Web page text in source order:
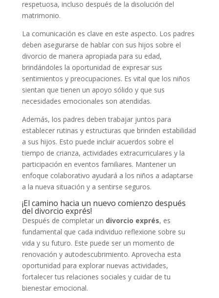
respetuosa, incluso después de la disolución del
matrimonio.
La comunicación es clave en este aspecto. Los padres
deben asegurarse de hablar con sus hijos sobre el
divorcio de manera apropiada para su edad,
brindándoles la oportunidad de expresar sus
sentimientos y preocupaciones. Es vital que los niños
sientan que tienen un apoyo sólido y que sus
necesidades emocionales son atendidas.
Además, los padres deben trabajar juntos para
establecer rutinas y estructuras que brinden estabilidad
a sus hijos. Esto puede incluir acuerdos sobre el
tiempo de crianza, actividades extracurriculares y la
participación en eventos familiares. Mantener un
enfoque colaborativo ayudará a los niños a adaptarse
a la nueva situación y a sentirse seguros.
¡El camino hacia un nuevo comienzo después
del divorcio exprés!
Después de completar un divorcio exprés, es
fundamental que cada individuo reflexione sobre su
vida y su futuro. Este puede ser un momento de
renovación y autodescubrimiento. Aprovecha esta
oportunidad para explorar nuevas actividades,
fortalecer tus relaciones sociales y cuidar de tu
bienestar emocional.